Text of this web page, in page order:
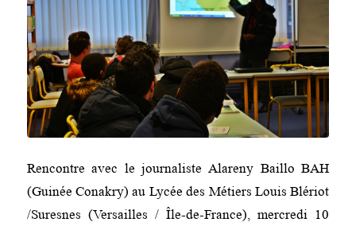
Rencontre avec le journaliste Alareny Baillo BAH
(Guinée Conakry) au Lycée des Métiers Louis Blériot
/Suresnes (Versailles / Île-de-France), mercredi 10